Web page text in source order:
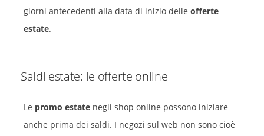
giorni antecedenti alla data di inizio delle offerte
estate.
Saldi estate: le offerte online
Le promo estate negli shop online possono iniziare
anche prima dei saldi. I negozi sul web non sono cioè